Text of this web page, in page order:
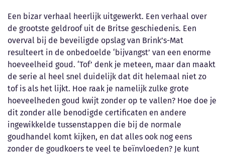
Een bizar verhaal heerlijk uitgewerkt. Een verhaal over
de grootste geldroof uit de Britse geschiedenis. Een
overval bij de beveiligde opslag van Brink’s-Mat
resulteert in de onbedoelde ‘bijvangst’ van een enorme
hoeveelheid goud. ‘Tof’ denk je meteen, maar dan maakt
de serie al heel snel duidelijk dat dit helemaal niet zo
tof is als het lijkt. Hoe raak je namelijk zulke grote
hoeveelheden goud kwijt zonder op te vallen? Hoe doe je
dit zonder alle benodigde certificaten en andere
ingewikkelde tussenstappen die bij de normale
goudhandel komt kijken, en dat alles ook nog eens
zonder de goudkoers te veel te beïnvloeden? Je kunt